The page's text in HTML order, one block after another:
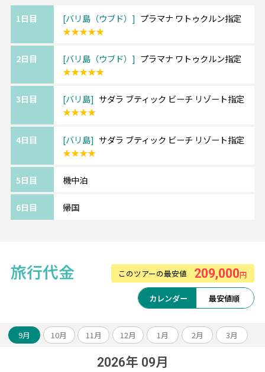
＜学生限定特典＞
◆お得なセットプラン
〇Aセット：学生特典+オーキッドスパでの60分マッサー
ジ（3,000円/人）
〇Bセット：学生特典+5つ星ホテル『ケンピンスキー』で
のアフタヌーンティー（3,000円/人）
〇Cセット【お得】：学生特典+60分マッサージ+アフタヌ
ーンティー（5,000円/人）
※1名様参加の場合、Bセット・Cセットはご利用いただけ
■サダラ ブティック ビーチリゾート【人気ホ
マリンスポーツが盛んなベノア地区のビーチ
フロントにある人気4つ星リゾート！
トランでリゾート気分満載です。
★★★TSJの嬉しいポイント★★★
き専用車送迎
2.お得なレートで両替
3.WiFiレンタル1日500円(充電器セット800円)
4.観光時のサロンレンタル
1日目 バリ島（ウブド）
プラマナ ワトゥクルン指定
★★★★★
2日目 バリ島（ウブド）
プラマナ ワトゥクルン指定
★★★★★
3日目 バリ島
サダラ ブティック ビーチ リゾート指定
★★★★
4日目 バリ島
サダラ ブティック ビーチ リゾート指定
★★★★
5日目 機中泊
6日目 帰国
旅行代金 このツアーの最安値 209,000円
カレンダー 最安値順
9月 10月 11月 12月 1月 2月 3月
2026年 09月